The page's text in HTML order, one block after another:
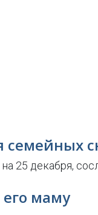
семейных
25 декабря,
маму